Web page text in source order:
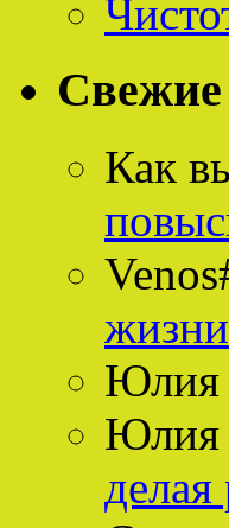
Как
Юлия
Юлия